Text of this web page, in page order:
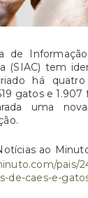
de
(SIAC) tem
há quatro
gatos e
uma
ao
pais/
de-caes-e-